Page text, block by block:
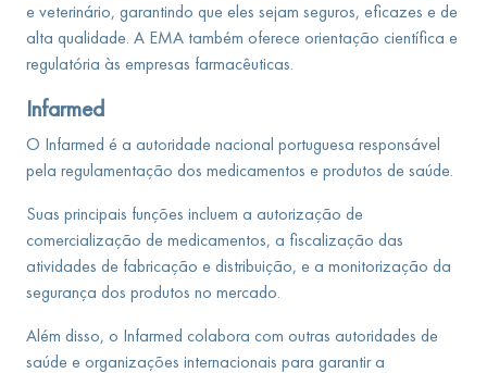
e veterinário, garantindo que eles sejam seguros, eficazes e de
alta qualidade. A EMA também oferece orientação científica e
regulatória às empresas farmacêuticas.
Infarmed
O Infarmed é a autoridade nacional portuguesa responsável
pela regulamentação dos medicamentos e produtos de saúde.
Suas principais funções incluem a autorização de
comercialização de medicamentos, a fiscalização das
atividades de fabricação e distribuição, e a monitorização da
segurança dos produtos no mercado.
Além disso, o Infarmed colabora com outras autoridades de
saúde e organizações internacionais para garantir a